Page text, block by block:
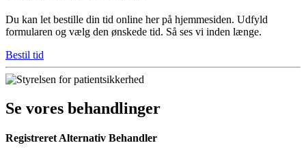
Du kan let bestille din tid online her på hjemmesiden. Udfyld
formularen og vælg den ønskede tid. Så ses vi inden længe.
Bestil tid
Se vores behandlinger
Registreret Alternativ Behandler